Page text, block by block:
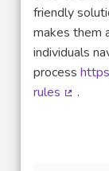
friendly
makes them
individuals
process
rules
.